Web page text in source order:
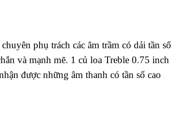
phụ trách các âm trầm có dải tần số
và mạnh mẽ. 1 củ loa Treble 0.75 inch
được những âm thanh có tần số cao